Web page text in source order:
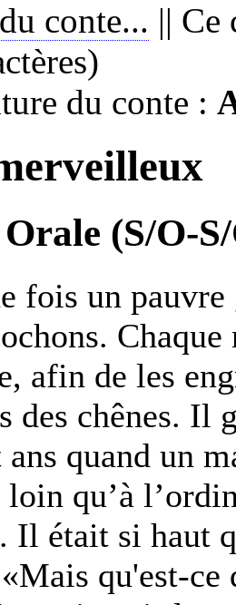
conte... || Ce
du conte :
(S/O-
fois un
afin de les
des chênes. Il
quand un
qu’à
Il était si haut
qu'est-